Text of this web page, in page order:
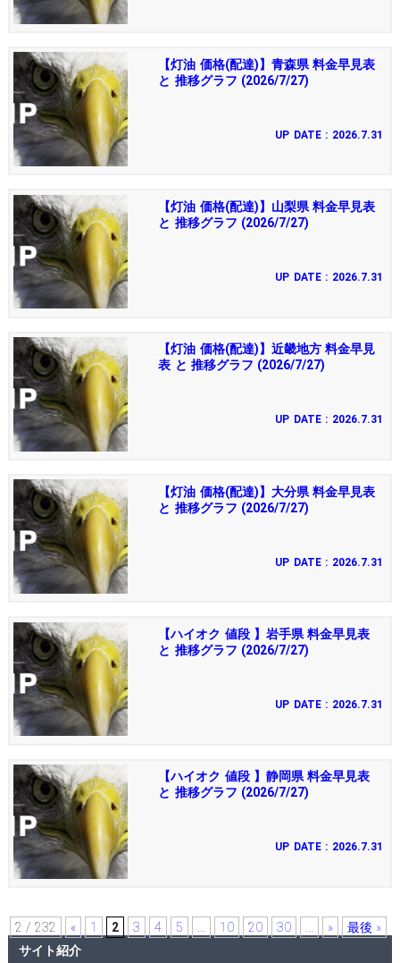
【灯油 価格(配達)】青森県 料金早見表
と 推移グラフ (2026/7/27)
UP DATE : 2026.7.31
【灯油 価格(配達)】山梨県 料金早見表
と 推移グラフ (2026/7/27)
UP DATE : 2026.7.31
【灯油 価格(配達)】近畿地方 料金早見
表 と 推移グラフ (2026/7/27)
UP DATE : 2026.7.31
【灯油 価格(配達)】大分県 料金早見表
と 推移グラフ (2026/7/27)
UP DATE : 2026.7.31
【ハイオク 値段 】岩手県 料金早見表
と 推移グラフ (2026/7/27)
UP DATE : 2026.7.31
【ハイオク 値段 】静岡県 料金早見表
と 推移グラフ (2026/7/27)
UP DATE : 2026.7.31
2 / 232 « 1 2 3 4 5 10 20 30 »
最後 »
サイト紹介